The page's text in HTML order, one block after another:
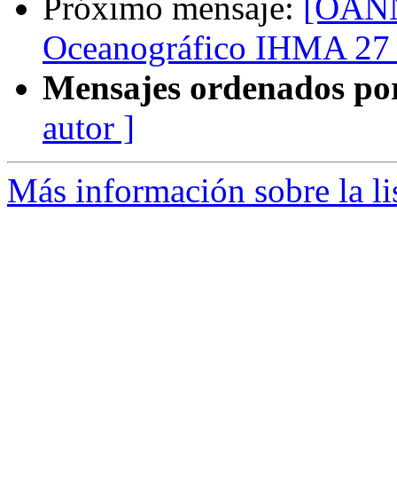
Próximo mensaje:
Oceanográfico IHMA
Mensajes ordenados
autor ]
Más información sobre la